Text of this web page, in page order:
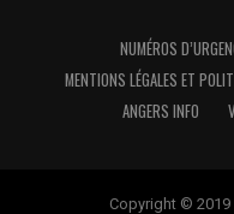
NUMÉROS
MENTIONS LÉGALES ET
ANGERS INFO
Copyright ©